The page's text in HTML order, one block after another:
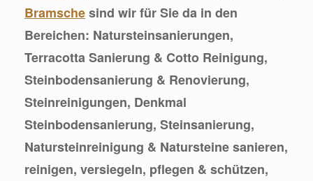
Bramschesind wir für Sie da in den
Bereichen: Natursteinsanierungen,
Terracotta Sanierung & Cotto Reinigung,
Steinbodensanierung & Renovierung,
Steinreinigungen, Denkmal
Steinbodensanierung, Steinsanierung,
Natursteinreinigung & Natursteine sanieren,
reinigen, versiegeln, pflegen & schützen,